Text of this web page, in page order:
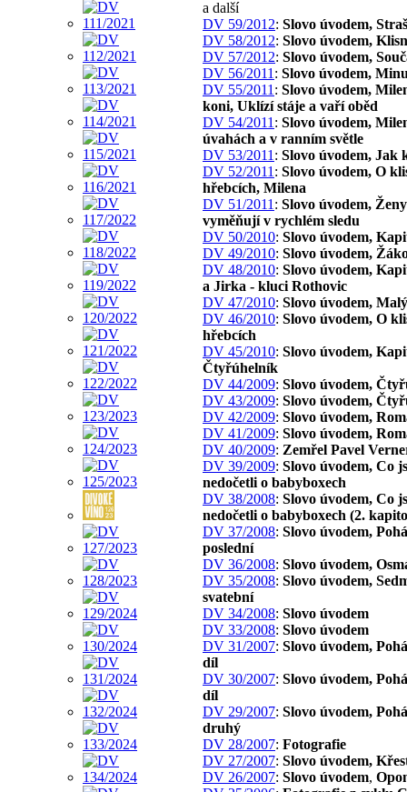
a další
DV 59/2012: Slovo úvodem,
DV 58/2012: Slovo úvodem,
DV 57/2012: Slovo úvodem,
DV 56/2011 : Slovo úvodem,
DV 55/2011 : Slovo úvodem,
koni, Uklízí stáje a vaří oběd
DV 54/2011 : Slovo úvodem,
úvahách a v ranním světle
DV 53/2011 : Slovo úvodem, Jak
DV 52/2011 : Slovo úvodem, O
hřebcích, Milena
DV 51/2011 : Slovo úvodem,
vyměňují v rychlém sledu
DV 50/2010: Slovo úvodem,
DV 49/2010: Slovo úvodem,
DV 48/2010: Slovo úvodem,
a Jirka - kluci Rothovic
DV 47/2010: Slovo úvodem,
DV 46/2010: Slovo úvodem, O
hřebcích
DV 45/2010: Slovo úvodem,
Čtyřúhelník
DV 44/2009: Slovo úvodem,
DV 43/2009: Slovo úvodem,
DV 42/2009: Slovo úvodem,
DV 41/2009: Slovo úvodem,
DV 40/2009: Zemřel Pavel
DV 39/2009: Slovo úvodem, Co
nedočetli o babyboxech
DV 38/2008: Slovo úvodem, Co
nedočetli o babyboxech (2.
DV 37/2008: Slovo úvodem,
poslední
DV 36/2008: Slovo úvodem,
DV 35/2008: Slovo úvodem,
svatební
DV 34/2008: Slovo úvodem
DV 33/2008: Slovo úvodem
DV 31/2007: Slovo úvodem,
díl
DV 30/2007: Slovo úvodem,
díl
DV 29/2007: Slovo úvodem,
druhý
DV 28/2007: Fotografie
DV 27/2007: Slovo úvodem,
DV 26/2007: Slovo úvodem,